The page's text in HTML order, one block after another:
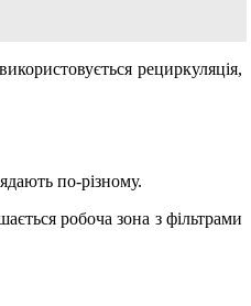
рециркуляція,
по-різному.
робоча зона з фільтрами